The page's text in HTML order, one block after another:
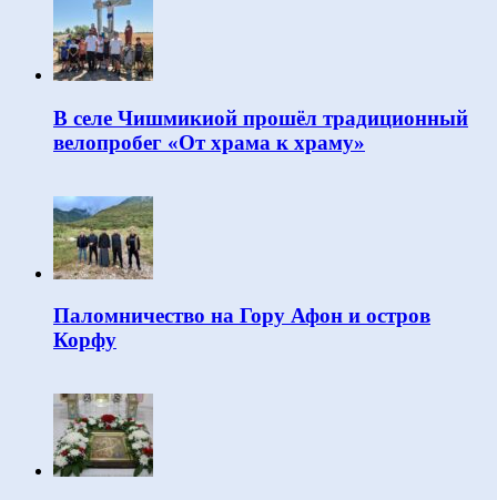
В селе Чишмикиой прошёл традиционный
велопробег «От храма к храму»
Паломничество на Гору Афон и остров
Корфу